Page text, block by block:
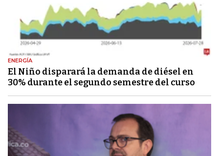
ENERGÍA
El Niño disparará la demanda de diésel en
30% durante el segundo semestre del curso